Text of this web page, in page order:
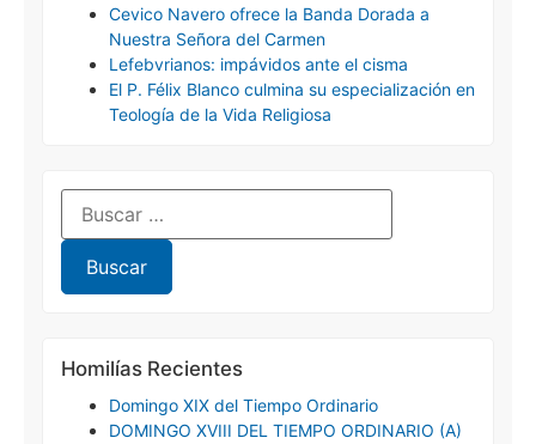
Cevico Navero ofrece la Banda Dorada a
Nuestra Señora del Carmen
Lefebvrianos: impávidos ante el cisma
El P. Félix Blanco culmina su especialización en
Teología de la Vida Religiosa
Homilías Recientes
Domingo XIX del Tiempo Ordinario
DOMINGO XVIII DEL TIEMPO ORDINARIO (A)